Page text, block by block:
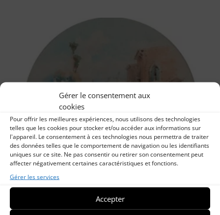
Gérer le consentement aux
cookies
Pour offrir les meilleures expériences, nous utilisons des technologies
telles que les cookies pour stocker et/ou accéder aux informations sur
l'appareil. Le consentement à ces technologies nous permettra de traiter
des données telles que le comportement de navigation ou les identifiants
uniques sur ce site. Ne pas consentir ou retirer son consentement peut
affecter négativement certaines caractéristiques et fonctions.
Gérer les services
Accepter
Scène de rue en Turquie